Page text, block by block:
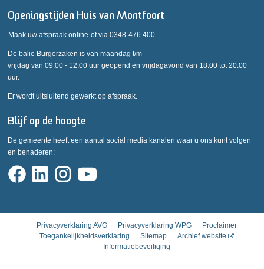
Openingstijden Huis van Montfoort
Maak uw afspraak online of via 0348-476 400
De balie Burgerzaken is van maandag t/m
vrijdag van 09.00 - 12.00 uur geopend en vrijdagavond van 18:00 tot 20:00
uur.
Er wordt uitsluitend gewerkt op afspraak.
Blijf op de hoogte
De gemeente heeft een aantal social media kanalen waar u ons kunt volgen
en benaderen:
Privacyverklaring AVG Privacyverklaring WPG
Proclaimer
Toegankelijkheidsverklaring
Sitemap
Archief website
Informatiebeveiliging